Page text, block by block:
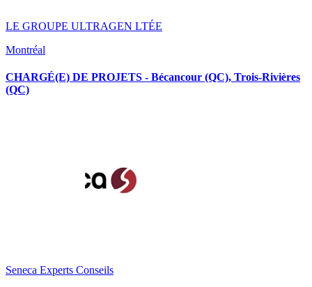
LE GROUPE ULTRAGEN LTÉE
Montréal
CHARGÉ(E) DE PROJETS - Bécancour (QC), Trois-Rivières
(QC)
Seneca Experts Conseils